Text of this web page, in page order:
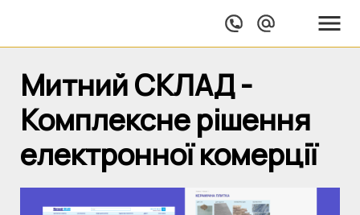
Митний СКЛАД -
Комплексне рішення
електронної комерції